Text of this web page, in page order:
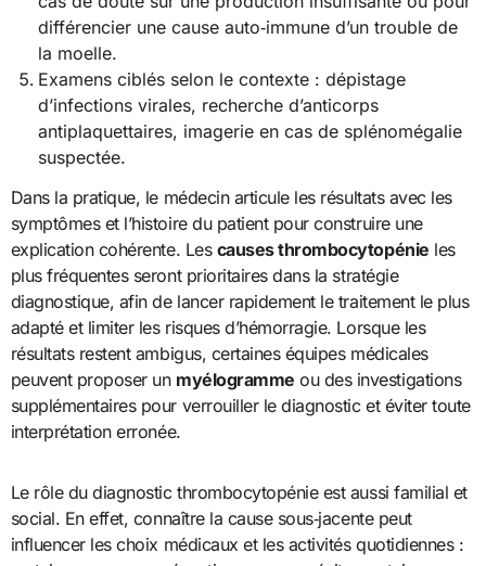
différencier une cause auto‑immune d’un trouble de
la moelle.
Examens ciblés selon le contexte : dépistage
d’infections virales, recherche d’anticorps
antiplaquettaires, imagerie en cas de splénomégalie
suspectée.
Dans la pratique, le médecin articule les résultats avec les
symptômes et l’histoire du patient pour construire une
explication cohérente. Les causes thrombocytopénie les
plus fréquentes seront prioritaires dans la stratégie
diagnostique, afin de lancer rapidement le traitement le plus
adapté et limiter les risques d’hémorragie. Lorsque les
résultats restent ambigus, certaines équipes médicales
peuvent proposer un myélogramme ou des investigations
supplémentaires pour verrouiller le diagnostic et éviter toute
interprétation erronée.
Le rôle du diagnostic thrombocytopénie est aussi familial et
social. En effet, connaître la cause sous‑jacente peut
influencer les choix médicaux et les activités quotidiennes :